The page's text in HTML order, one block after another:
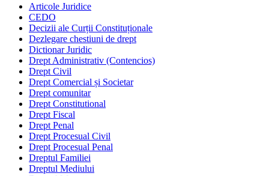
Articole Juridice
CEDO
Decizii ale Curții Constituționale
Dezlegare chestiuni de drept
Dictionar Juridic
Drept Administrativ (Contencios)
Drept Civil
Drept Comercial și Societar
Drept comunitar
Drept Constitutional
Drept Fiscal
Drept Penal
Drept Procesual Civil
Drept Procesual Penal
Dreptul Familiei
Dreptul Mediului